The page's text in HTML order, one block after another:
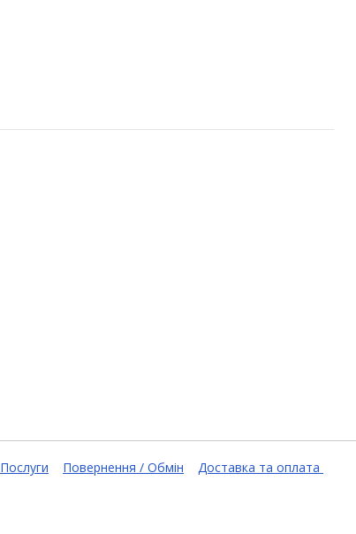
Послуги Повернення / Обмін Доставка та оплата